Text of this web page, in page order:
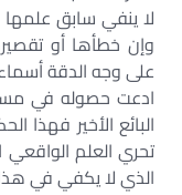
لا ينفي سابق
وإن خطأها أو
على وجه الدقة
ادعت حصوله في
البائع الأخير فهذا
تحري العلم الواقعي
الذي لا يكفي في